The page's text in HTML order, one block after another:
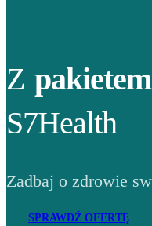
Z
S7Health
Zadbaj o zdrowie
SPRAWDŹ OFERTĘ